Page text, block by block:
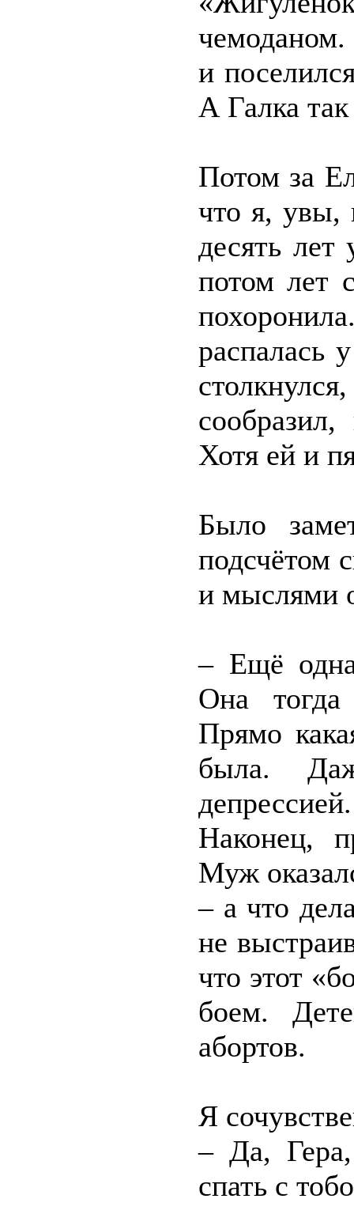
и
А Галка
Потом за
что я, увы,
десять лет
потом лет
распалась
Хотя ей и
Было
подсчётом
и мыслями
– Ещё одна
Она
Прямо
была.
Наконец,
Муж
– а что
не
что этот
боем.
абортов.
Я
– Да,
спать с